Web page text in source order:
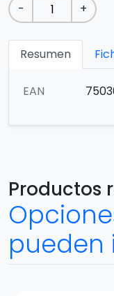
-
+
Resumen
EAN
Productos
pueden